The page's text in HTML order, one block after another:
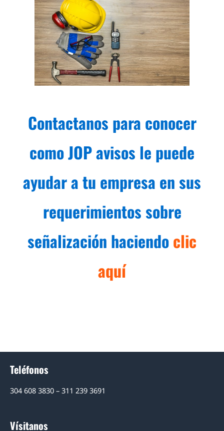
Contactanos para conocer
como JOP avisos le puede
ayudar a tu empresa en sus
requerimientos sobre
señalización haciendoclic
aquí
Teléfonos
304 608 3830 – 311 239 3691
Vísitanos